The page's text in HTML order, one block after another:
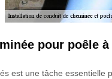
pour poêle
est une tâche essentielle